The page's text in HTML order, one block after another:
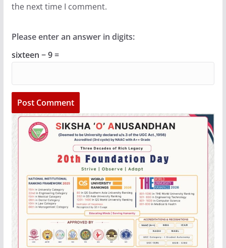
the next time I comment.
Please enter an answer in digits:
sixteen − 9 =